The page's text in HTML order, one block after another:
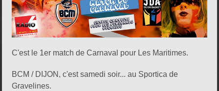
C'est le 1er match de Carnaval pour Les Maritimes.
BCM / DIJON, c'est samedi soir... au Sportica de
Gravelines.